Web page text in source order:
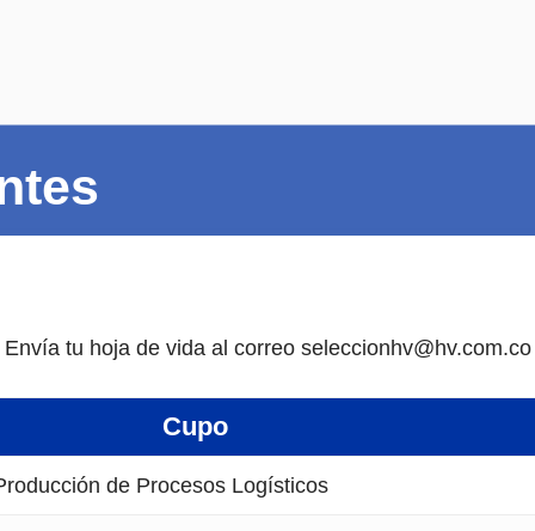
Envía tu hoja de vida al correo seleccionhv@hv.com.co
Cupo
de Procesos Logísticos